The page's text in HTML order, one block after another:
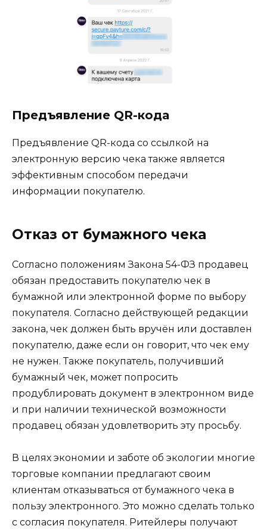
Предъявление QR-кода
Предъявление QR-кода со ссылкой на
электронную версию чека также является
эффективным способом передачи
информации покупателю.
Отказ от бумажного чека
Согласно положениям Закона 54-ФЗ продавец
обязан предоставить покупателю чек в
бумажной или электронной форме по выбору
покупателя. Согласно действующей редакции
закона, чек должен быть вручён или доставлен
покупателю, даже если он говорит, что чек ему
не нужен. Также покупатель, получивший
бумажный чек, может попросить
продублировать документ в электронном виде
и при наличии технической возможности
продавец обязан удовлетворить эту просьбу.
В целях экономии и заботе об экологии многие
торговые компании предлагают своим
клиентам отказываться от бумажного чека в
пользу электронного. Это можно сделать только
с согласия покупателя. Ритейлеры получают